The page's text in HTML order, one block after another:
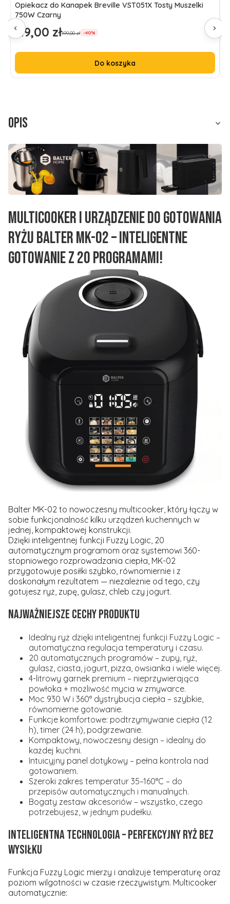
Opiekacz do Kanapek Breville VST051X Tosty Muszelki
750W Czarny
Cena promocyjna
119,00 zł199,00 zł -40%
Do koszyka
Opis
Multicooker i urządzenie do gotowania
ryżu Balter MK-02 – inteligentne
gotowanie z 20 programami!
Balter MK-02 to nowoczesny multicooker, który łączy w
sobie funkcjonalność kilku urządzeń kuchennych w
jednej, kompaktowej konstrukcji.
Dzięki inteligentnej funkcji Fuzzy Logic, 20
automatycznym programom oraz systemowi 360-
stopniowego rozprowadzania ciepła, MK-02
przygotowuje posiłki szybko, równomiernie i z
doskonałym rezultatem — niezależnie od tego, czy
gotujesz ryż, zupę, gulasz, chleb czy jogurt.
Najważniejsze cechy produktu
Idealny ryż dzięki inteligentnej funkcji Fuzzy Logic –
automatyczna regulacja temperatury i czasu.
20 automatycznych programów – zupy, ryż,
gulasz, ciasta, jogurt, pizza, owsianka i wiele więcej.
4-litrowy garnek premium – nieprzywierająca
powłoka + możliwość mycia w zmywarce.
Moc 930 W i 360° dystrybucja ciepła – szybkie,
równomierne gotowanie.
Funkcje komfortowe: podtrzymywanie ciepła (12
h), timer (24 h), podgrzewanie.
Kompaktowy, nowoczesny design – idealny do
każdej kuchni.
Intuicyjny panel dotykowy – pełna kontrola nad
gotowaniem.
Szeroki zakres temperatur 35–160°C – do
przepisów automatycznych i manualnych.
Bogaty zestaw akcesoriów – wszystko, czego
potrzebujesz, w jednym pudełku.
Inteligentna technologia – perfekcyjny ryż bez
wysiłku
Funkcja Fuzzy Logic mierzy i analizuje temperaturę oraz
poziom wilgotności w czasie rzeczywistym. Multicooker
automatycznie: